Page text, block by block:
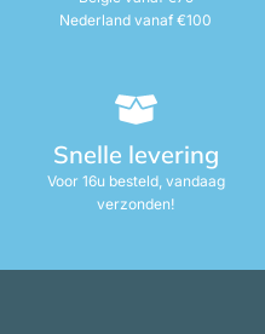
Nederland vanaf €100
Snelle levering
Voor 16u besteld, vandaag
verzonden!